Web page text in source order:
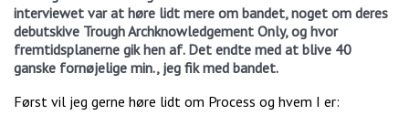
interviewet var at høre lidt mere om bandet, noget om deres
debutskive Trough Archknowledgement Only, og hvor
fremtidsplanerne gik hen af. Det endte med at blive 40
ganske fornøjelige min., jeg fik med bandet.
Først vil jeg gerne høre lidt om Process og hvem I er: